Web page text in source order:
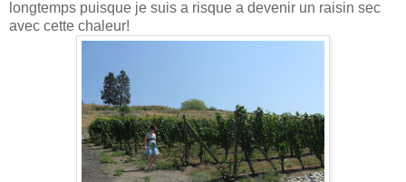
longtemps puisque je suis a risque a devenir un raisin sec
avec cette chaleur!